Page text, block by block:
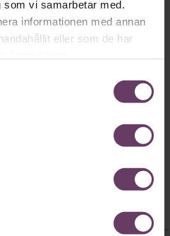
vi samarbetar med.
informationen med annan
eller som de har